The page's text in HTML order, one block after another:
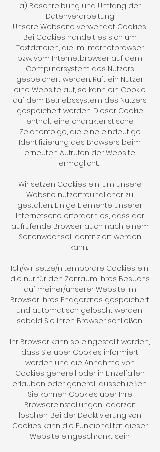
a) Beschreibung und Umfang der
Datenverarbeitung
Unsere Webseite verwendet Cookies.
Bei Cookies handelt es sich um
Textdateien, die im Internetbrowser
bzw. vom Internetbrowser auf dem
Computersystem des Nutzers
gespeichert werden. Ruft ein Nutzer
eine Website auf, so kann ein Cookie
auf dem Betriebssystem des Nutzers
gespeichert werden. Dieser Cookie
enthält eine charakteristische
Zeichenfolge, die eine eindeutige
Identifizierung des Browsers beim
erneuten Aufrufen der Website
ermöglicht.
Wir setzen Cookies ein, um unsere
Website nutzerfreundlicher zu
gestalten. Einige Elemente unserer
Internetseite erfordern es, dass der
aufrufende Browser auch nach einem
Seitenwechsel identifiziert werden
kann.
Ich/wir setze/n temporäre Cookies ein,
die nur für den Zeitraum Ihres Besuchs
auf meiner/unserer Website im
Browser Ihres Endgerätes gespeichert
und automatisch gelöscht werden,
sobald Sie Ihren Browser schließen.
Ihr Browser kann so eingestellt werden,
dass Sie über Cookies informiert
werden und die Annahme von
Cookies generell oder in Einzelfällen
erlauben oder generell ausschließen.
Sie können Cookies über Ihre
Browsereinstellungen jederzeit
löschen. Bei der Deaktivierung von
Cookies kann die Funktionalität dieser
Website eingeschränkt sein.